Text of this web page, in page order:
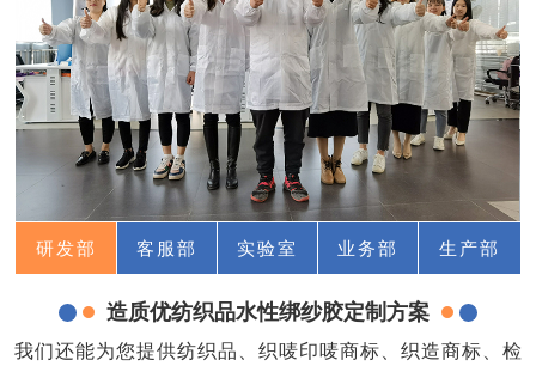
研发部 客服部 实验室 业务部 生产部
造质优纺织品水性绑纱胶定制方案
我们还能为您提供纺织品、织唛印唛商标、织造商标、检